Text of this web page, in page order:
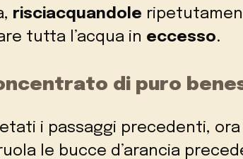
risciacquandole
tutta l’acqua in eccesso.
di puro
i passaggi precedenti,
le bucce d’arancia